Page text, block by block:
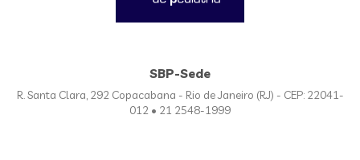
SBP-Sede
R. Santa Clara, 292 Copacabana - Rio de Janeiro (RJ) - CEP: 22041-
012 • 21 2548-1999